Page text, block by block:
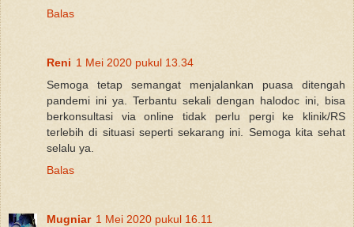
Balas
Reni 1 Mei 2020 pukul 13.34
Semoga tetap semangat menjalankan puasa ditengah
pandemi ini ya. Terbantu sekali dengan halodoc ini, bisa
berkonsultasi via online tidak perlu pergi ke klinik/RS
terlebih di situasi seperti sekarang ini. Semoga kita sehat
selalu ya.
Balas
Mugniar 1 Mei 2020 pukul 16.11